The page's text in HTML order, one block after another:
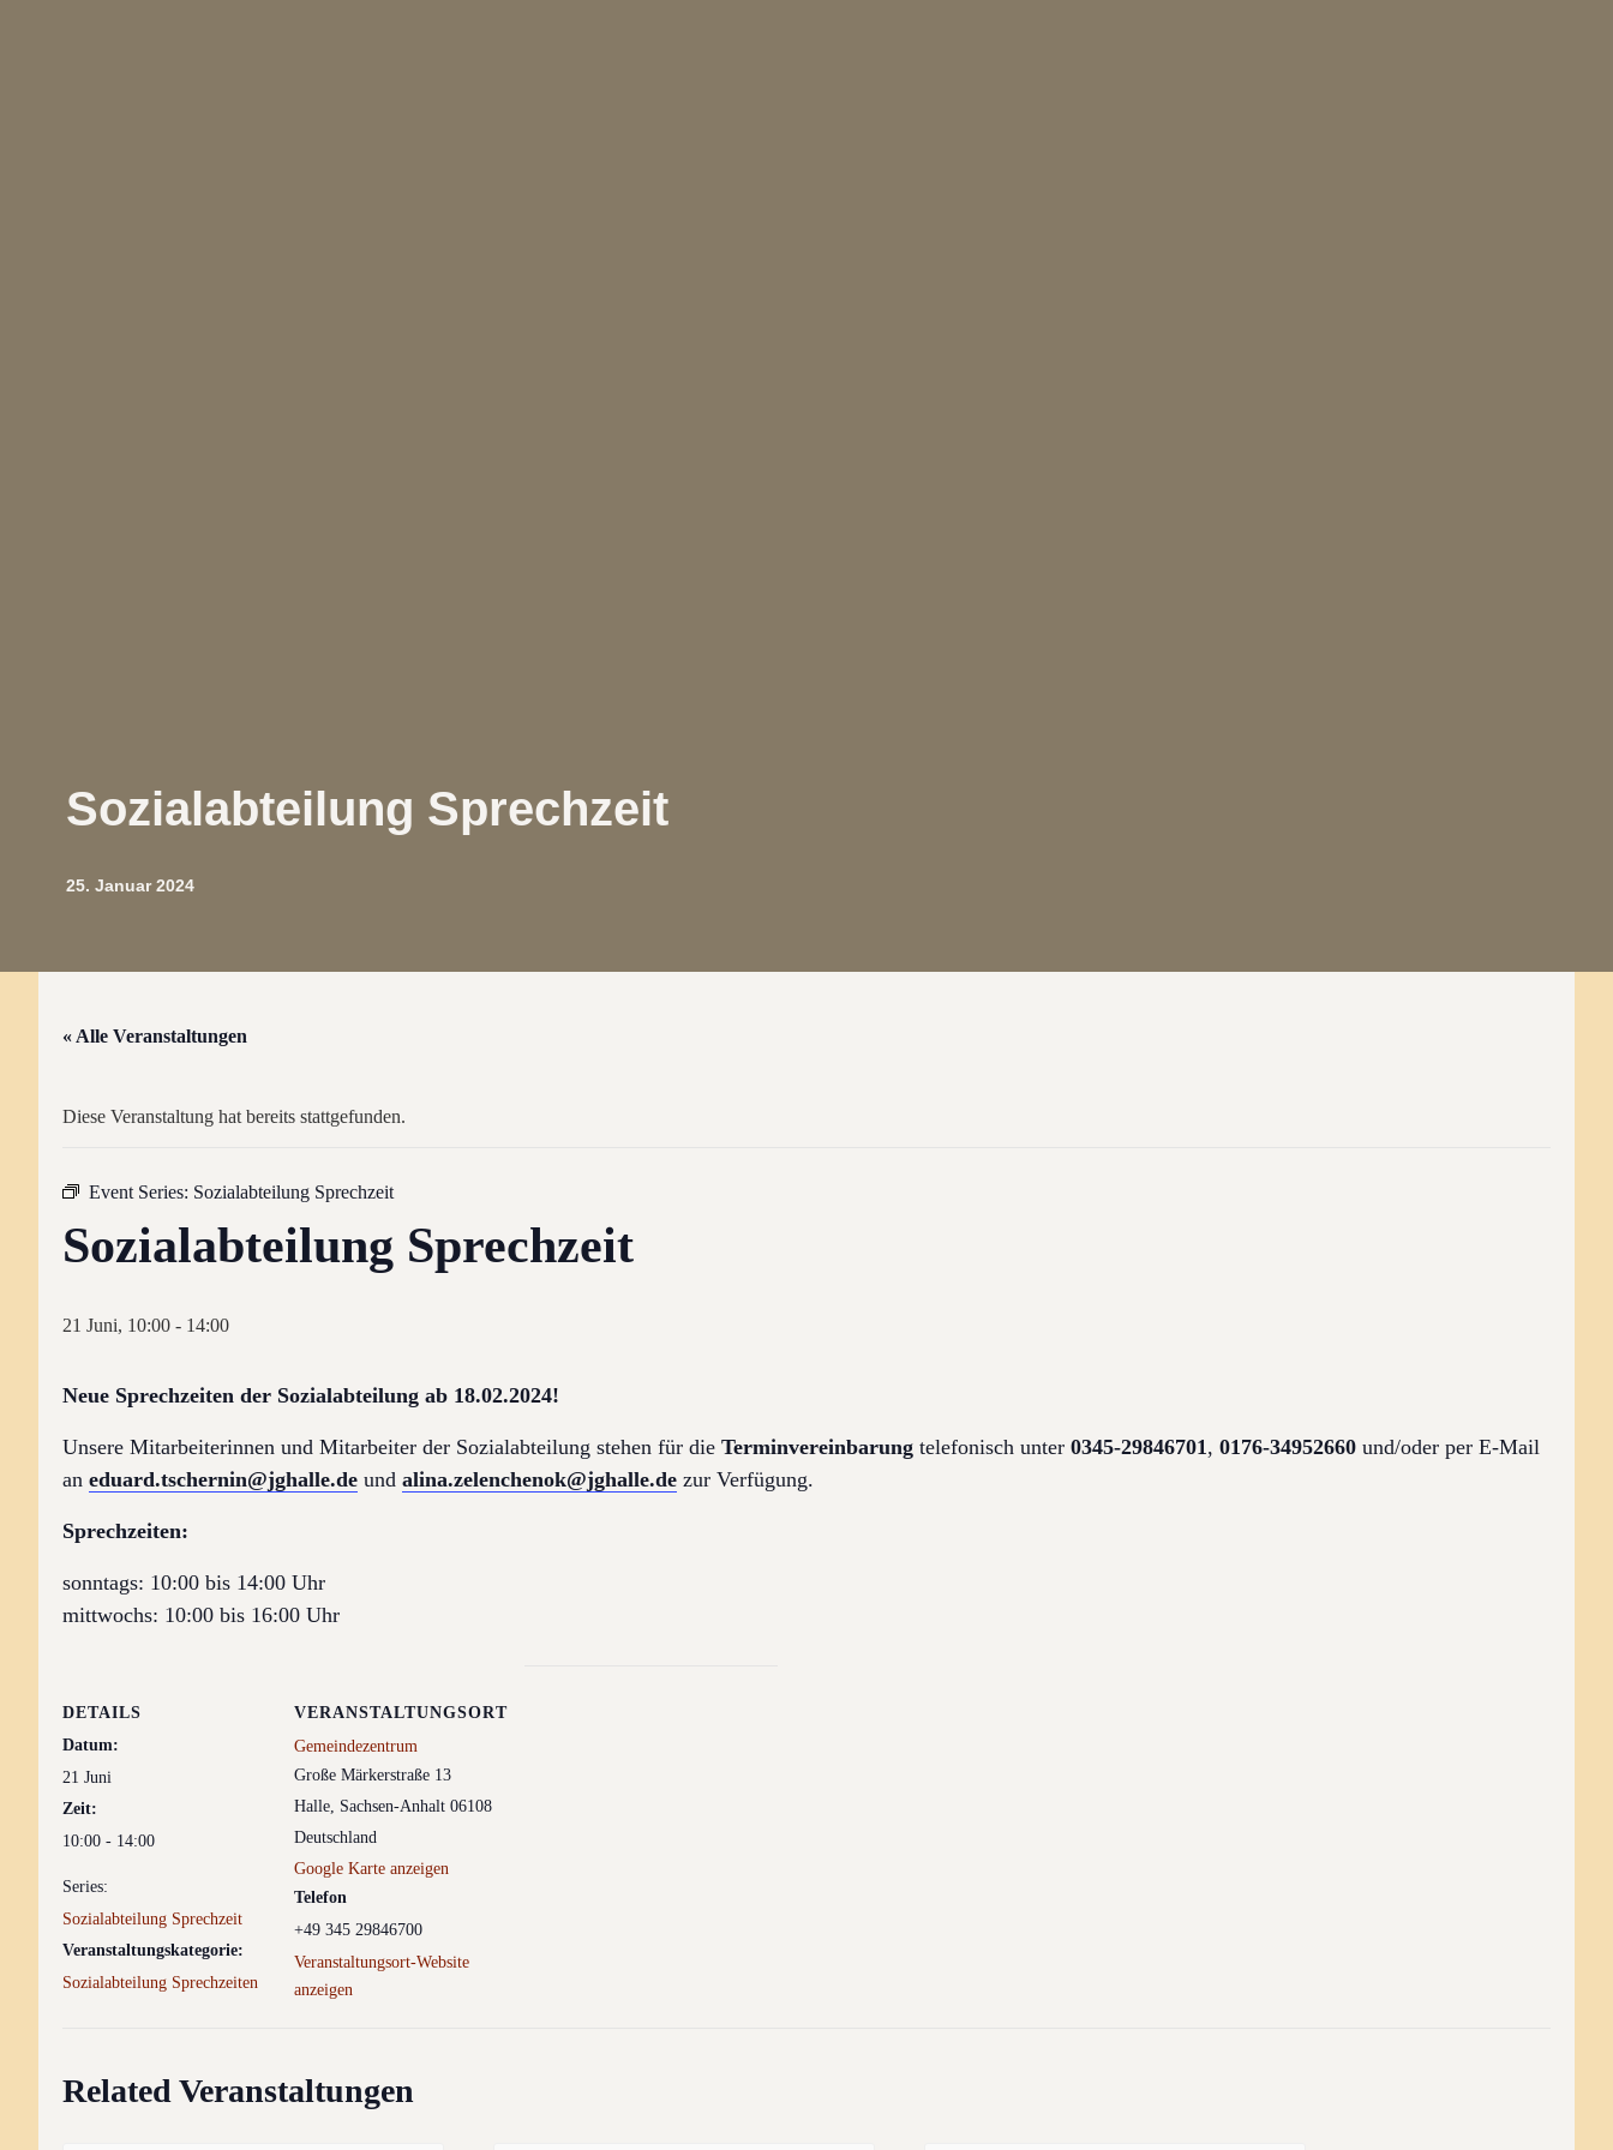
Sozialabteilung Sprechzeit
25. Januar 2024
« Alle Veranstaltungen
Diese Veranstaltung hat bereits stattgefunden.
Event Series: Sozialabteilung Sprechzeit
Sozialabteilung Sprechzeit
21 Juni, 10:00 - 14:00
Neue Sprechzeiten der Sozialabteilung ab 18.02.2024!
Unsere Mitarbeiterinnen und Mitarbeiter der Sozialabteilung stehen für die Terminvereinbarung telefonisch unter 0345-29846701, 0176-34952660 und/oder per E-Mail
an eduard.tschernin@jghalle.de und alina.zelenchenok@jghalle.de zur Verfügung.
Sprechzeiten:
sonntags: 10:00 bis 14:00 Uhr
mittwochs: 10:00 bis 16:00 Uhr
DETAILS
Datum:
21 Juni
Zeit:
10:00 - 14:00
Series:
Sozialabteilung Sprechzeit
Veranstaltungskategorie:
Sozialabteilung Sprechzeiten
VERANSTALTUNGSORT
Gemeindezentrum
Große Märkerstraße 13
Halle, Sachsen-Anhalt 06108
Deutschland
Google Karte anzeigen
Telefon
+49 345 29846700
Veranstaltungsort-Website
anzeigen
Related Veranstaltungen